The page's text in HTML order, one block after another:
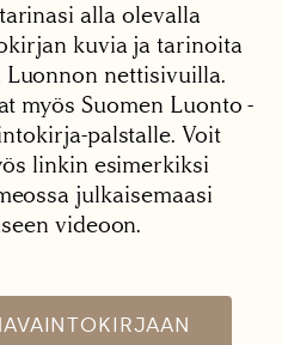
alla olevalla
kuvia ja tarinoita
Luonnon nettisivuilla.
myös Suomen Luonto -
palstalle. Voit
linkin esimerkiksi
julkaisemaasi
videoon.